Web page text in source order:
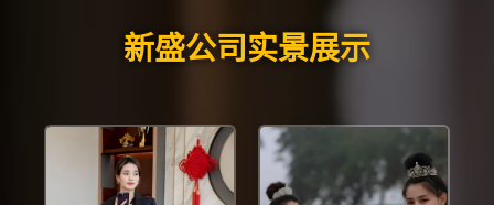
新盛公司实景展示